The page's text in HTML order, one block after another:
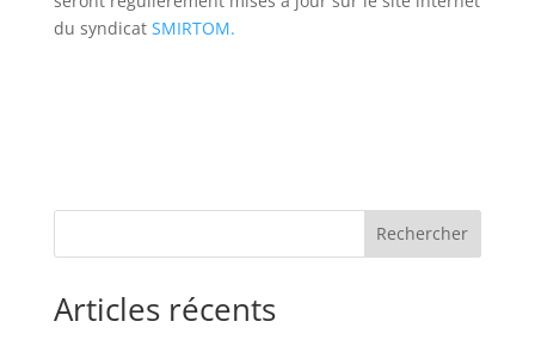
du syndicat SMIRTOM.
Rechercher
Articles récents